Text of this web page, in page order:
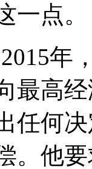
一点。
年
最高
任何
。他